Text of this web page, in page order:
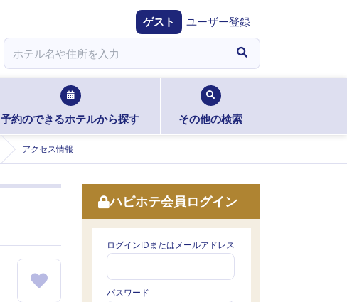
ゲスト ユーザー登録
予約のできるホテルから探す その他の検索
アクセス情報
ハピホテ会員ログイン
ログインIDまたはメールアドレス
パスワード